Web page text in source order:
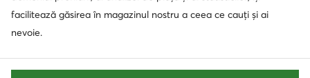
facilitează găsirea în magazinul nostru a ceea ce cauți și ai
nevoie.